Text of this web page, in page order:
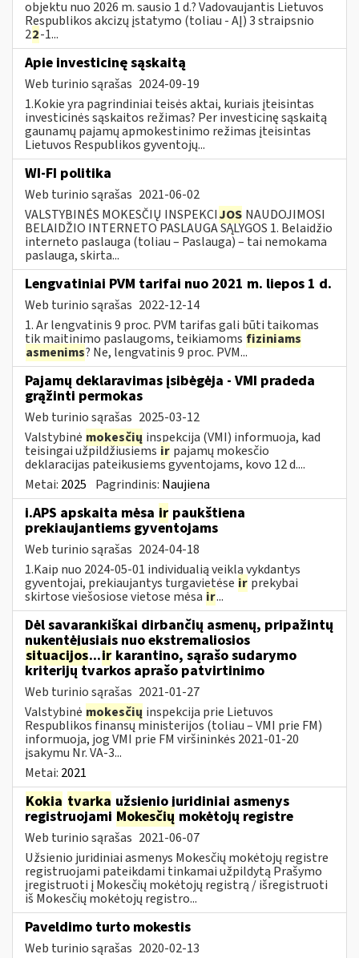
objektu nuo 2026 m. sausio 1 d.? Vadovaujantis Lietuvos
Respublikos akcizų įstatymo (toliau - AĮ) 3 straipsnio
22-1...
Apie investicinę sąskaitą
Web turinio sąrašas 2024-09-19
1.Kokie yra pagrindiniai teisės aktai, kuriais įteisintas
investicinės sąskaitos režimas? Per investicinę sąskaitą
gaunamų pajamų apmokestinimo režimas įteisintas
Lietuvos Respublikos gyventojų...
WI-FI politika
Web turinio sąrašas 2021-06-02
VALSTYBINĖS MOKESČIŲ INSPEKCIJOS NAUDOJIMOSI
BELAIDŽIO INTERNETO PASLAUGA SĄLYGOS 1. Belaidžio
interneto paslauga (toliau – Paslauga) – tai nemokama
paslauga, skirta...
Lengvatiniai PVM tarifai nuo 2021 m. liepos 1 d.
Web turinio sąrašas 2022-12-14
1. Ar lengvatinis 9 proc. PVM tarifas gali būti taikomas
tik maitinimo paslaugoms, teikiamoms fiziniams
asmenims? Ne, lengvatinis 9 proc. PVM...
Pajamų deklaravimas įsibėgėja - VMI pradeda
grąžinti permokas
Web turinio sąrašas 2025-03-12
Valstybinė mokesčių inspekcija (VMI) informuoja, kad
teisingai užpildžiusiems ir pajamų mokesčio
deklaracijas pateikusiems gyventojams, kovo 12 d....
Metai: 2025 Pagrindinis: Naujiena
i.APS apskaita mėsa ir paukštiena
prekiaujantiems gyventojams
Web turinio sąrašas 2024-04-18
1.Kaip nuo 2024-05-01 individualią veiklą vykdantys
gyventojai, prekiaujantys turgavietėse ir prekybai
skirtose viešosiose vietose mėsa ir...
Dėl savarankiškai dirbančių asmenų, pripažintų
nukentėjusiais nuo ekstremaliosios
situacijos...ir karantino, sąrašo sudarymo
kriterijų tvarkos aprašo patvirtinimo
Web turinio sąrašas 2021-01-27
Valstybinė mokesčių inspekcija prie Lietuvos
Respublikos finansų ministerijos (toliau – VMI prie FM)
informuoja, jog VMI prie FM viršininkės 2021-01-20
įsakymu Nr. VA-3...
Metai: 2021
Kokia tvarka užsienio juridiniai asmenys
registruojami Mokesčių mokėtojų registre
Web turinio sąrašas 2021-06-07
Užsienio juridiniai asmenys Mokesčių mokėtojų registre
registruojami pateikdami tinkamai užpildytą Prašymo
įregistruoti į Mokesčių mokėtojų registrą / išregistruoti
iš Mokesčių mokėtojų registro...
Paveldimo turto mokestis
Web turinio sąrašas 2020-02-13